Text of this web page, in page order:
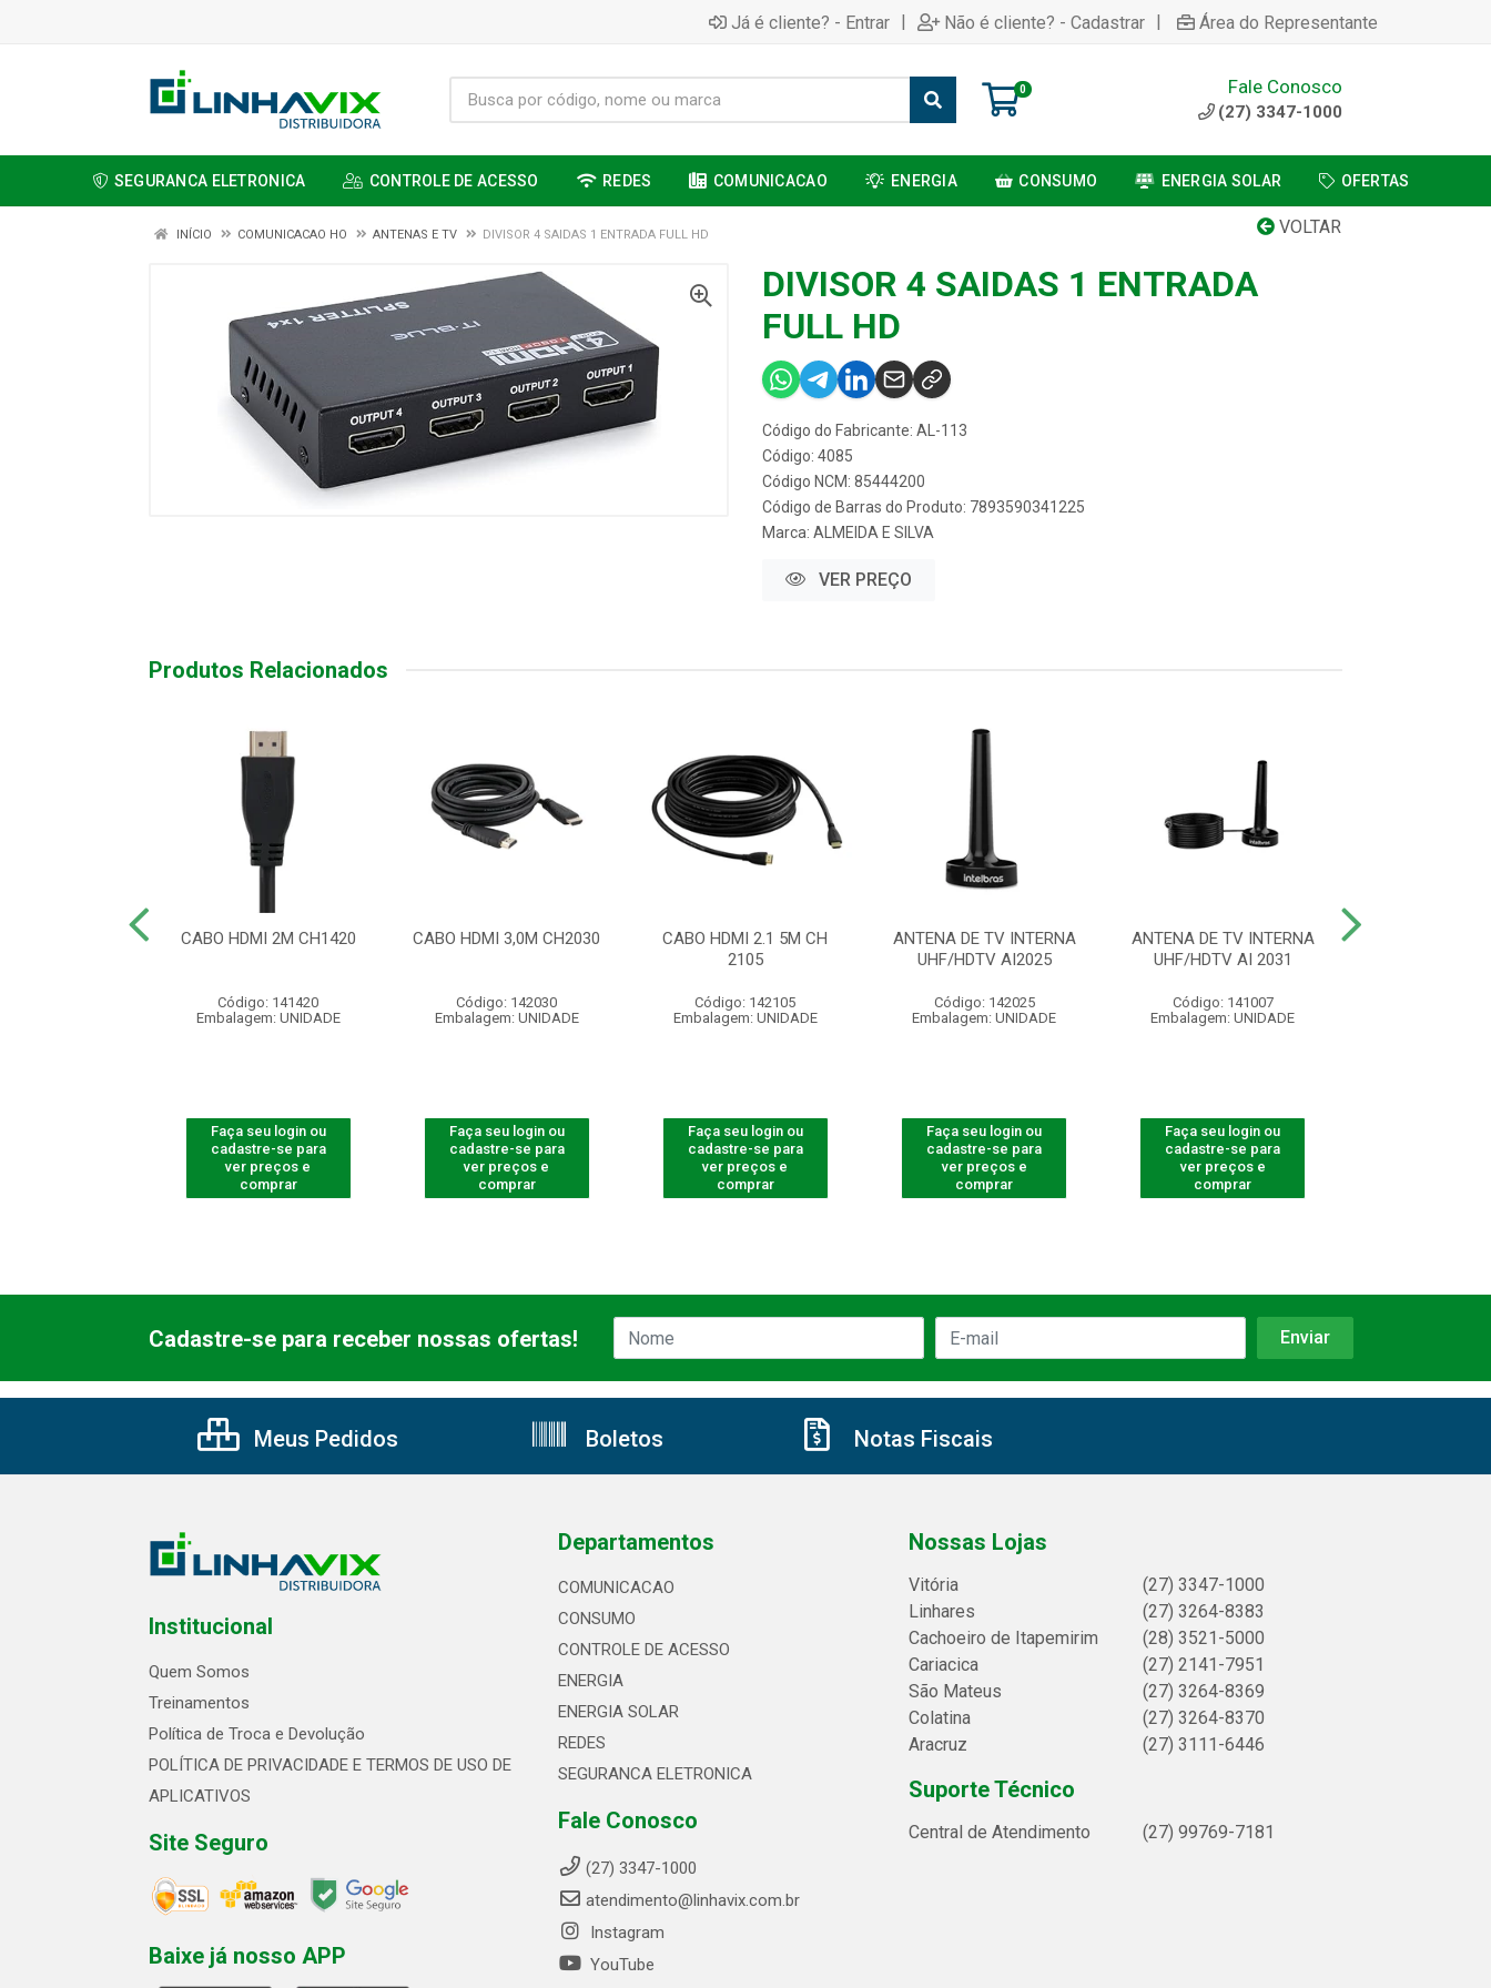
Já é cliente? - Entrar | Não é cliente? - Cadastrar | Área do Representante
0 Fale Conosco
(27) 3347-1000
SEGURANCA ELETRONICA CONTROLE DE ACESSO REDES COMUNICACAO ENERGIA CONSUMO ENERGIA SOLAR OFERTAS
VOLTAR
INÍCIO COMUNICACAO HO ANTENAS E TV DIVISOR 4 SAIDAS 1 ENTRADA FULL HD
DIVISOR 4 SAIDAS 1 ENTRADA
FULL HD
Código do Fabricante: AL-113
Código: 4085
Código NCM: 85444200
Código de Barras do Produto: 7893590341225
Marca: ALMEIDA E SILVA
VER PREÇO
Produtos Relacionados
CABO HDMI 2M CH1420
Código: 141420
Embalagem: UNIDADE
Faça seu login ou
cadastre-se para
ver preços e
comprar
CABO HDMI 3,0M CH2030
Código: 142030
Embalagem: UNIDADE
Faça seu login ou
cadastre-se para
ver preços e
comprar
CABO HDMI 2.1 5M CH
2105
Código: 142105
Embalagem: UNIDADE
Faça seu login ou
cadastre-se para
ver preços e
comprar
ANTENA DE TV INTERNA
UHF/HDTV AI2025
Código: 142025
Embalagem: UNIDADE
Faça seu login ou
cadastre-se para
ver preços e
comprar
ANTENA DE TV INTERNA
UHF/HDTV AI 2031
Código: 141007
Embalagem: UNIDADE
Faça seu login ou
cadastre-se para
ver preços e
comprar
Cadastre-se para receber nossas ofertas!
Meus Pedidos Boletos Notas Fiscais
Institucional
Quem Somos
Treinamentos
Política de Troca e Devolução
POLÍTICA DE PRIVACIDADE E TERMOS DE USO DE
APLICATIVOS
Site Seguro
Baixe já nosso APP
Departamentos
COMUNICACAO
CONSUMO
CONTROLE DE ACESSO
ENERGIA
ENERGIA SOLAR
REDES
SEGURANCA ELETRONICA
Fale Conosco
(27) 3347-1000
atendimento@linhavix.com.br
Instagram
YouTube
Nossas Lojas
Vitória
(27) 3347-1000
Linhares
(27) 3264-8383
Cachoeiro de Itapemirim
(28) 3521-5000
Cariacica
(27) 2141-7951
São Mateus
(27) 3264-8369
Colatina
(27) 3264-8370
Aracruz
(27) 3111-6446
Suporte Técnico
Central de Atendimento (27) 99769-7181